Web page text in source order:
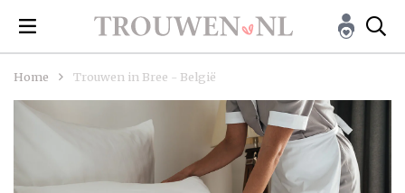
Home Trouwen in Bree - België